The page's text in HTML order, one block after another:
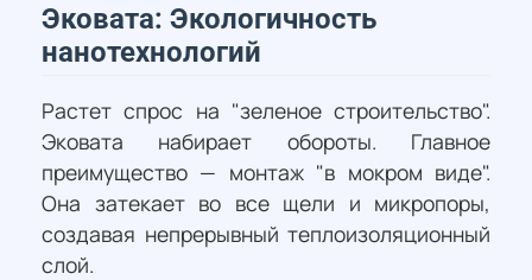
Эковата: Экологичность
нанотехнологий
Растет спрос на "зеленое строительство".
Эковата набирает обороты. Главное
преимущество — монтаж "в мокром виде".
Она затекает во все щели и микропоры,
создавая непрерывный теплоизоляционный
слой.